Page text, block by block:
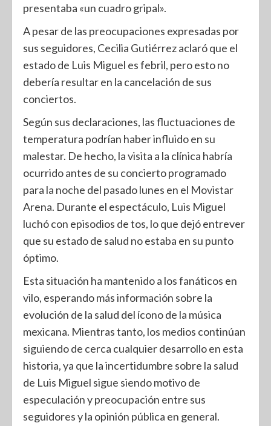
presentaba «un cuadro gripal».
A pesar de las preocupaciones expresadas por
sus seguidores, Cecilia Gutiérrez aclaró que el
estado de Luis Miguel es febril, pero esto no
debería resultar en la cancelación de sus
conciertos.
Según sus declaraciones, las fluctuaciones de
temperatura podrían haber influido en su
malestar. De hecho, la visita a la clínica habría
ocurrido antes de su concierto programado
para la noche del pasado lunes en el Movistar
Arena. Durante el espectáculo, Luis Miguel
luchó con episodios de tos, lo que dejó entrever
que su estado de salud no estaba en su punto
óptimo.
Esta situación ha mantenido a los fanáticos en
vilo, esperando más información sobre la
evolución de la salud del ícono de la música
mexicana. Mientras tanto, los medios continúan
siguiendo de cerca cualquier desarrollo en esta
historia, ya que la incertidumbre sobre la salud
de Luis Miguel sigue siendo motivo de
especulación y preocupación entre sus
seguidores y la opinión pública en general.